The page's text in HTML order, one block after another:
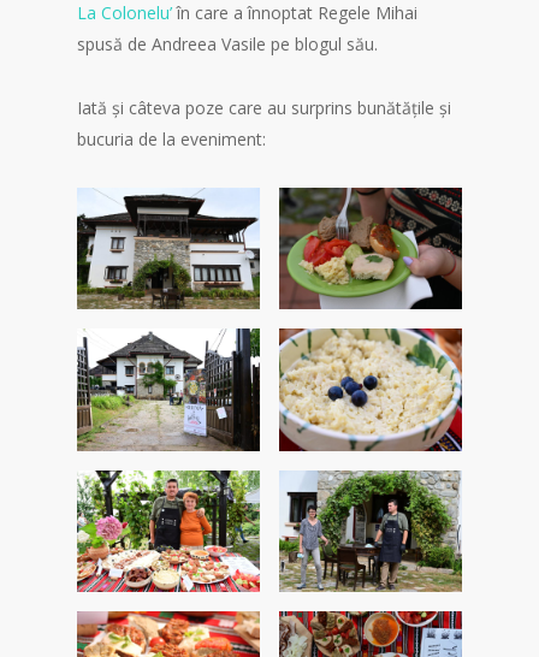
La Colonelu’în care a înnoptat Regele Mihai
spusă de Andreea Vasile pe blogul său.
Iată și câteva poze care au surprins bunătățile și
bucuria de la eveniment: